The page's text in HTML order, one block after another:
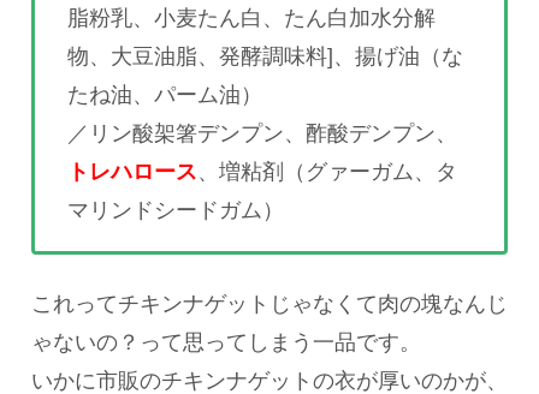
脂粉乳、小麦たん白、たん白加水分解
物、大豆油脂、発酵調味料]、揚げ油（な
たね油、パーム油）
／リン酸架箸デンプン、酢酸デンプン、
トレハロース、増粘剤（グァーガム、タ
マリンドシードガム）
これってチキンナゲットじゃなくて肉の塊なんじ
ゃないの？って思ってしまう一品です。
いかに市販のチキンナゲットの衣が厚いのかが、